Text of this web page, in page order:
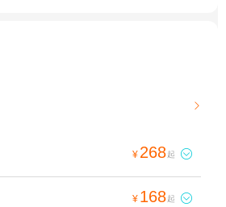

¥ 268起 
¥ 168起 